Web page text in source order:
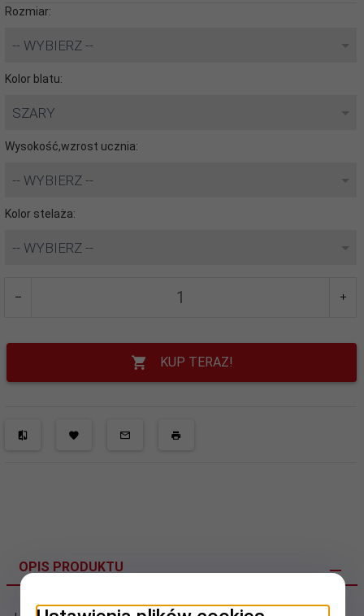
Rozmiar:
-- WYBIERZ --
Kolor blatu:
SZARY
Wysokość,wzrost ucznia:
-- WYBIERZ --
Kolor stelaża:
-- WYBIERZ --
KUP TERAZ!
OPIS PRODUKTU